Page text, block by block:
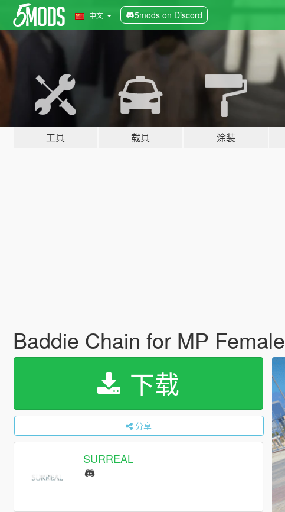
中文 5mods on Discord
工具 载具 涂装
Baddie Chain for MP Female
下载
分享
SURREAL